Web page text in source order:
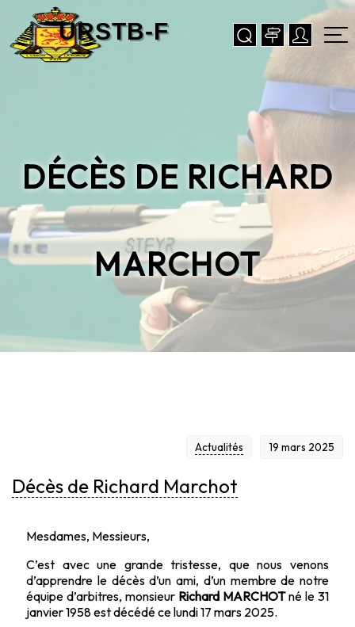
DÉCÈS DE RICHARD
MARCHOT
19 mars 2025
Actualités
Décès de Richard Marchot
Mesdames, Messieurs,
C’est avec une grande tristesse, que nous venons
d’apprendre le décès d’un ami, d’un membre de notre
équipe d’arbitres, monsieur Richard MARCHOTné le 31
janvier 1958 est décédé ce lundi 17 mars 2025.